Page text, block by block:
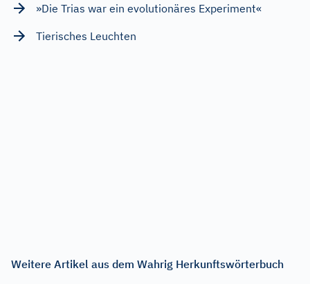
»Die Trias war ein evolutionäres Experiment«
Tierisches Leuchten
Weitere Artikel aus dem Wahrig Herkunftswörterbuch